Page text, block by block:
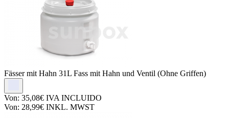
Fässer mit Hahn 31L Fass mit Hahn und Ventil (Ohne Griffen)
Von: 35,08€ IVA INCLUIDO
Von: 28,99€ INKL. MWST